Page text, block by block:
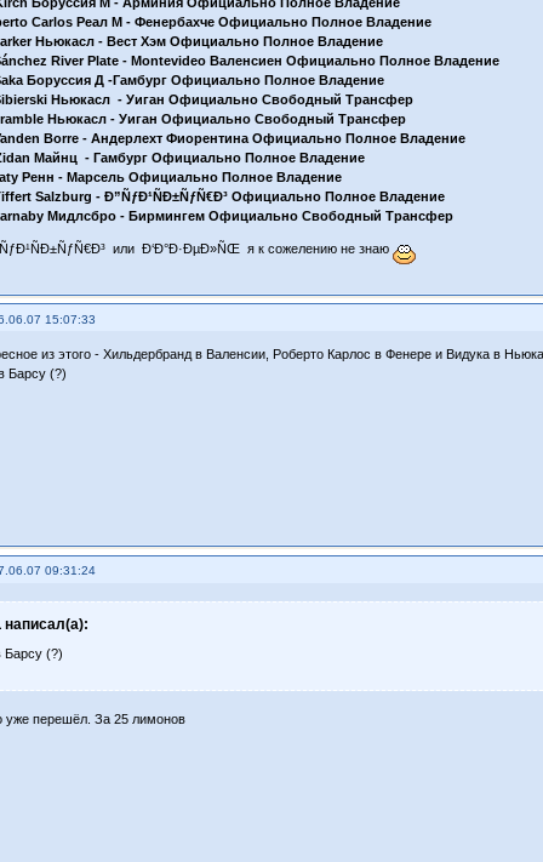
Carlos Реал М - Фенербахче Официально Полное Владение
Ньюкасл - Вест Хэм Официально Полное Владение
River Plate - Montevideo Валенсиен Официально Полное Владение
Боруссия Д -Гамбург Официально Полное Владение
Ньюкасл - Уиган Официально Свободный Трансфер
Ньюкасл - Уиган Официально Свободный Трансфер
Borre - Андерлехт Фиорентина Официально Полное Владение
Майнц - Гамбург Официально Полное Владение
Ренн - Марсель Официально Полное Владение
Salzburg - Ð”ÑƒÐ¹ÑÐ±ÑƒÑ€Ð³ Официально Полное Владение
Мидлсбро - Бирмингем Официально Свободный Трансфер
или Ð‘Ð°Ð·ÐµÐ»ÑŒ я к сожелению не знаю
15:07:33
из этого - Хильдербранд в Валенсии, Роберто Карлос в Фенере и Видука в
Барсу (?)
09:31:24
написал(а):
Барсу (?)
уже перешёл. За 25 лимонов